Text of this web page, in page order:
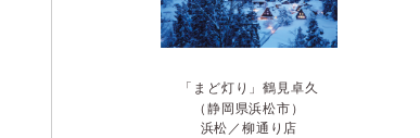
「まど灯り」鶴見卓久
（静岡県浜松市）
浜松／柳通り店